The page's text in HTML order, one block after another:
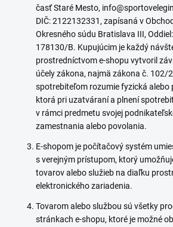
časť Staré Mesto,
DIČ: 2122132331, zapísaná v
Okresného súdu Bratislava III,
178130/B. Kupujúcim je každý
prostredníctvom e-shopu vytvoril
účely zákona, najmä zákona č. 102/
spotrebiteľom rozumie fyzická alebo
ktorá pri uzatváraní a plnení
v rámci predmetu svojej
zamestnania alebo povolania.
E-shopom je počítačový systém
s verejným prístupom, ktorý
tovarov alebo služieb na diaľku
elektronického zariadenia.
Tovarom alebo službou sú všetky
stránkach e-shopu, ktoré je možné